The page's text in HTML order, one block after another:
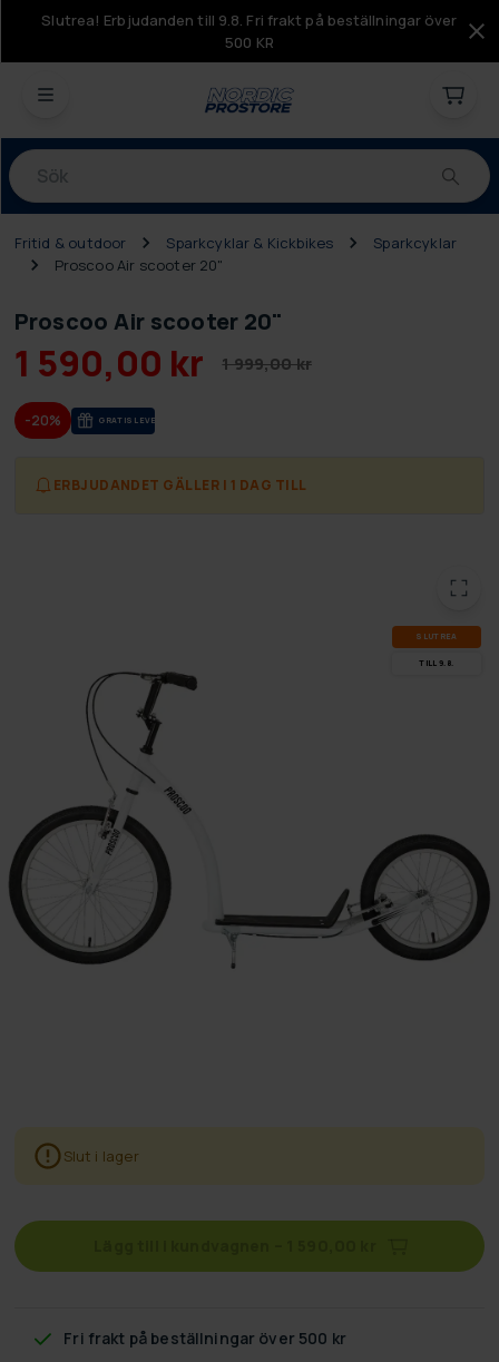
Slutrea! Erbjudanden till 9.8. Fri frakt på beställningar över
500 KR
Produkter
Fritid & outdoor Sparkcyklar & Kickbikes
Sparkcyklar
Proscoo Air scooter 20"
Proscoo Air scooter 20"
1 590,00 kr 1 999,00 kr
-20% GRA­TIS LE­VE­RANS
ERBJUDANDET GÄLLER I 1 DAG TILL
SLUT­REA
TILL 9.8.
Slut i lager
Fri frakt på beställningar över 500 kr